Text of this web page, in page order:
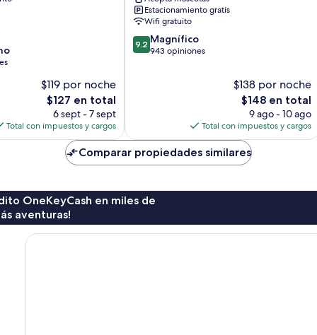
$119 por noche
El
precio
actual
es
$127 en total
6 sept - 7 sept
Total con impuestos y cargos
Estacionamiento gratis
Wifi gratuito
9.2
de
9.2 Magnífico
943 opiniones
$138 por noche
El
precio
actual
es
de
$148
$148 en total
9 ago - 10 ago
Total con impuestos y cargos
Comparar propiedades similares
OneKeyCash en miles de
aventuras!